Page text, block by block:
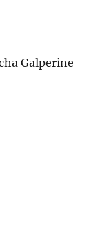
Galperine